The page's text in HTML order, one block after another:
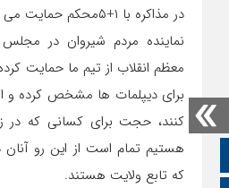
صفحه نخست
در مذاکره با ۱+۵محکم حمایت می کنیم.
نماینده مردم شیروان در مجلس
معظم انقلاب از تیم ما حمایت
برای دیپلمات ها مشخص کرده و
کنند، حجت برای کسانی که در
هستیم تمام است از این رو
که تابع ولایت هستند.